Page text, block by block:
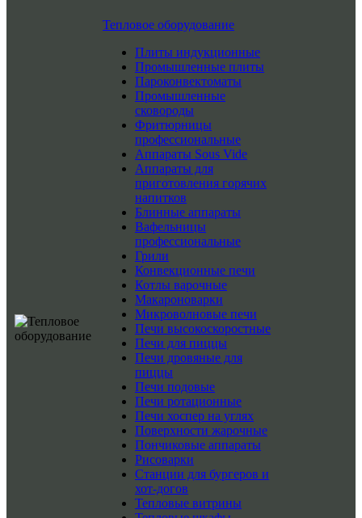
Тепловое оборудование
Плиты индукционные
Промышленные плиты
Пароконвектоматы
Промышленные
сковороды
Фритюрницы
профессиональные
Аппараты Sous Vide
Аппараты для
приготовления горячих
напитков
Блинные аппараты
Вафельницы
профессиональные
Грили
Конвекционные печи
Котлы варочные
Макароноварки
Микроволновые печи
Печи высокоскоростные
Печи для пиццы
Печи дровяные для
пиццы
Печи подовые
Печи ротационные
Печи хоспер на углях
Поверхности жарочные
Пончиковые аппараты
Рисоварки
Станции для бургеров и
хот-догов
Тепловые витрины